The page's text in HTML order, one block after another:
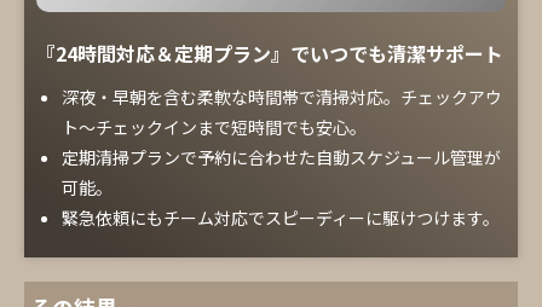
『24時間対応＆定期プラン』でいつでも清潔サポート
深夜・早朝を含む柔軟な時間帯で清掃対応。チェックアウ
ト～チェックインまで短時間でも安心。
定期清掃プランで予約に合わせた自動スケジュール管理が
可能。
緊急依頼にもチーム対応でスピーディーに駆けつけます。